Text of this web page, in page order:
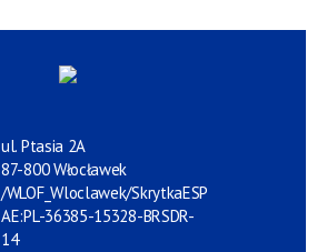
ul. Ptasia 2A
87-800 Włocławek
/WLOF_Wloclawek/SkrytkaESP
AE:PL-36385-15328-BRSDR-
14